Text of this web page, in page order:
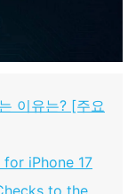
이유는? [주요
iPhone 17
to the